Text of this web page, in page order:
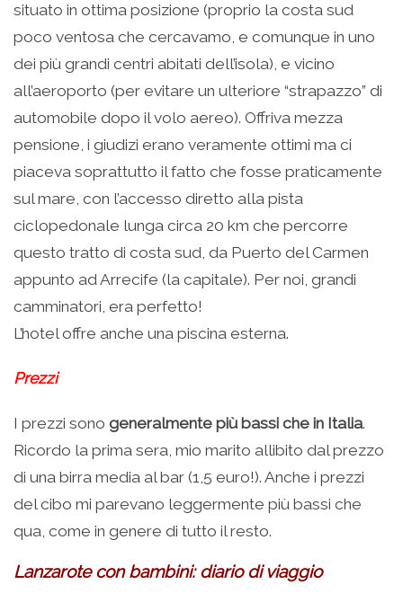
situato in ottima posizione (proprio la costa sud
poco ventosa che cercavamo, e comunque in uno
dei più grandi centri abitati dell’isola), e vicino
all’aeroporto (per evitare un ulteriore “strapazzo” di
automobile dopo il volo aereo). Offriva mezza
pensione, i giudizi erano veramente ottimi ma ci
piaceva soprattutto il fatto che fosse praticamente
sul mare, con l’accesso diretto alla pista
ciclopedonale lunga circa 20 km che percorre
questo tratto di costa sud, da Puerto del Carmen
appunto ad Arrecife (la capitale). Per noi, grandi
camminatori, era perfetto!
L’hotel offre anche una piscina esterna.
Prezzi
I prezzi sono generalmente più bassi che in Italia.
Ricordo la prima sera, mio marito allibito dal prezzo
di una birra media al bar (1,5 euro!). Anche i prezzi
del cibo mi parevano leggermente più bassi che
qua, come in genere di tutto il resto.
Lanzarote con bambini: diario di viaggio